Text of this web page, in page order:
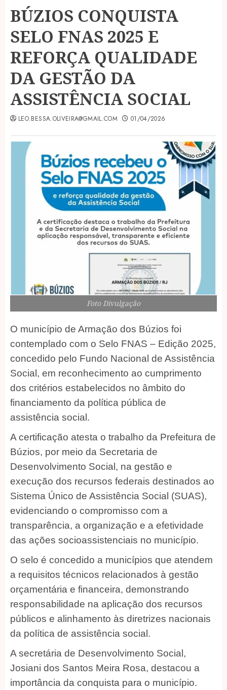
BÚZIOS CONQUISTA
SELO FNAS 2025 E
REFORÇA QUALIDADE
DA GESTÃO DA
ASSISTÊNCIA SOCIAL
LEO.BESSA.OLIVEIRA@GMAIL.COM 01/04/2026
Foto Divulgação
O município de Armação dos Búzios foi
contemplado com o Selo FNAS – Edição 2025,
concedido pelo Fundo Nacional de Assistência
Social, em reconhecimento ao cumprimento
dos critérios estabelecidos no âmbito do
financiamento da política pública de
assistência social.
A certificação atesta o trabalho da Prefeitura de
Búzios, por meio da Secretaria de
Desenvolvimento Social, na gestão e
execução dos recursos federais destinados ao
Sistema Único de Assistência Social (SUAS),
evidenciando o compromisso com a
transparência, a organização e a efetividade
das ações socioassistenciais no município.
O selo é concedido a municípios que atendem
a requisitos técnicos relacionados à gestão
orçamentária e financeira, demonstrando
responsabilidade na aplicação dos recursos
públicos e alinhamento às diretrizes nacionais
da política de assistência social.
A secretária de Desenvolvimento Social,
Josiani dos Santos Meira Rosa, destacou a
importância da conquista para o município.